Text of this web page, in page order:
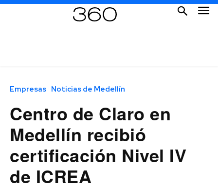
Empresas Noticias de Medellín
Centro de Claro en
Medellín recibió
certificación Nivel IV
de ICREA